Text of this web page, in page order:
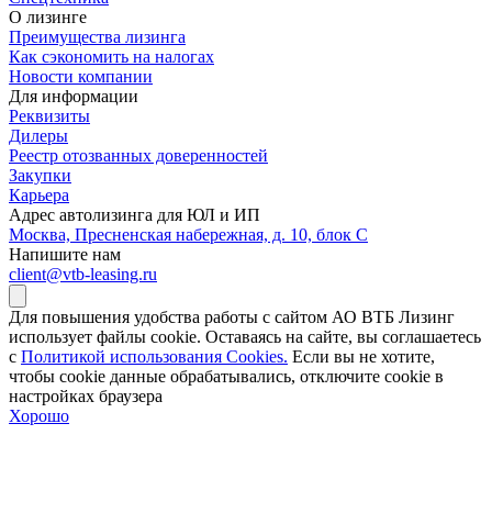
О лизинге
Преимущества лизинга
Как сэкономить на налогах
Новости компании
Для информации
Реквизиты
Дилеры
Реестр отозванных доверенностей
Закупки
Карьера
Адрес автолизинга для ЮЛ и ИП
Москва, Пресненская набережная, д. 10, блок С
Напишите нам
client@vtb-leasing.ru
Для повышения удобства работы с сайтом АО ВТБ Лизинг
использует файлы cookie. Оставаясь на сайте, вы соглашаетесь
с Политикой использования Cookies. Если вы не хотите,
чтобы сookie данные обрабатывались, отключите cookie в
настройках браузера
Хорошо